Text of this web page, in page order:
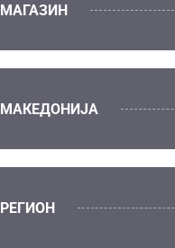
МАГАЗИН
МАКЕДОНИЈА
РЕГИОН